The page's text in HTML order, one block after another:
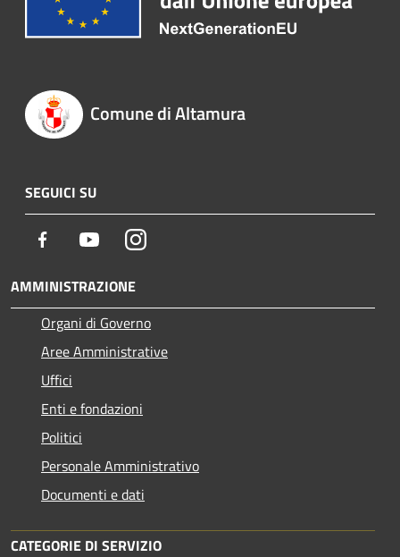
Comune di Altamura
SEGUICI SU
Facebook YoutubeInstagram
AMMINISTRAZIONE
Organi di Governo
Aree Amministrative
Uffici
Enti e fondazioni
Politici
Personale Amministrativo
Documenti e dati
CATEGORIE DI SERVIZIO